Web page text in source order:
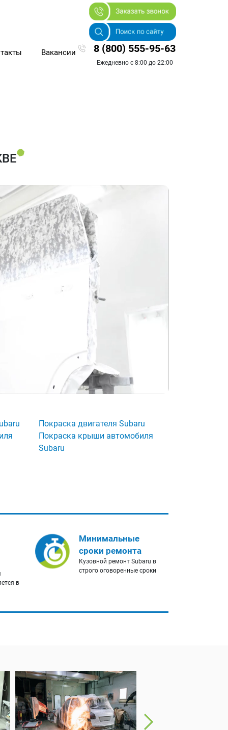
Вакансии 8 (800) 555-95-63
Ежедневно с 8:00 до 22:00
Покраска двигателя Subaru
Покраска крыши автомобиля
Subaru
в
Минимальные
сроки ремонта
Кузовной ремонт Subaru в
строго оговоренные сроки